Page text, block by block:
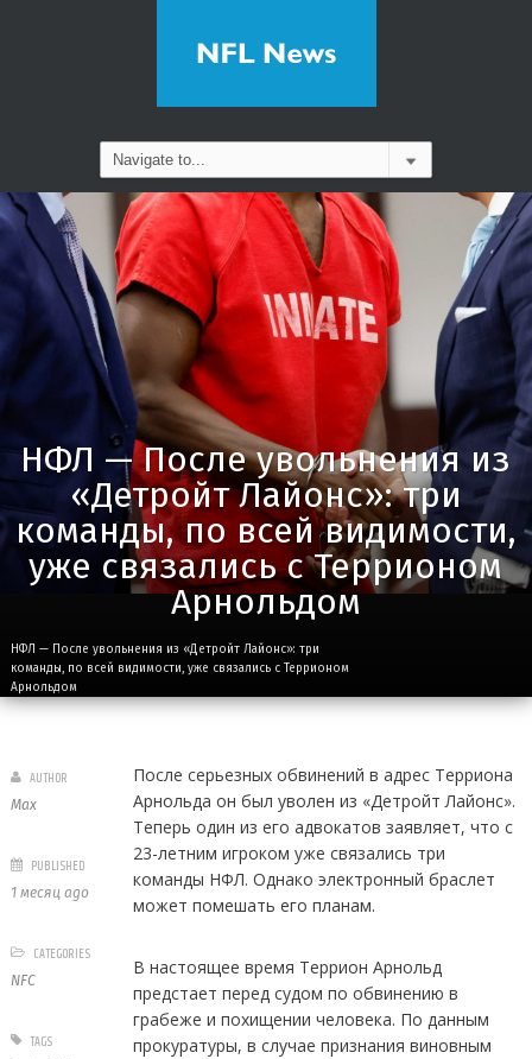
НФЛ — После увольнения из
«Детройт Лайонс»: три
команды, по всей видимости,
уже связались с Террионом
Арнольдом
НФЛ — После увольнения из «Детройт Лайонс»: три
команды, по всей видимости, уже связались с Террионом
Арнольдом
После серьезных обвинений в адрес Терриона
Арнольда он был уволен из «Детройт Лайонс».
Теперь один из его адвокатов заявляет, что с
23-летним игроком уже связались три
команды НФЛ. Однако электронный браслет
может помешать его планам.
В настоящее время Террион Арнольд
предстает перед судом по обвинению в
грабеже и похищении человека. По данным
прокуратуры, в случае признания виновным
AUTHOR
Max
PUBLISHED
1 месяц ago
CATEGORIES
NFC
TAGS